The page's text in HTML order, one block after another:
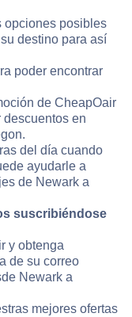
opciones posibles
destino para así
poder encontrar
de CheapOair
en
del día cuando
ayudarle a
de Newark a
suscribiéndose
y obtenga
de su correo
Newark a
mejores ofertas